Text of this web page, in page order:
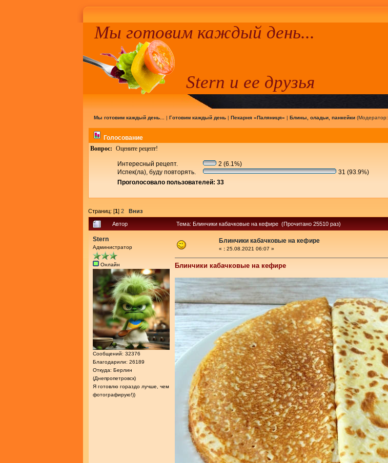
Мы готовим каждый день...
Stern и ее друзья
Мы готовим каждый день... | Готовим каждый день| Пекарня «Паляниця» | Блины, оладьи, панкейки(Модератор:
Голосование
Вопрос: Оцените рецепт!
Интересный рецепт.
2 (6.1%)
Испек(ла), буду повторять.
31 (93.9%)
Проголосовало пользователей: 33
Страниц: [1] 2 Вниз
Автор Тема: Блинчики кабачковые на кефире (Прочитано 25510 раз)
Stern
Администратор
Онлайн
Сообщений: 32376
Благодарили: 26189
Откуда: Берлин
(Днепропетровск)
Я готовлю гораздо лучше, чем
фотографирую!))
Блинчики кабачковые на кефире
« : 25.08.2021 06:07 »
Блинчики кабачковые на кефире